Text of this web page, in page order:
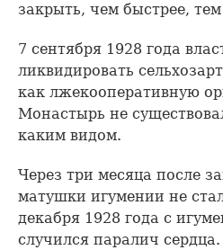
закрыть, чем быстрее,
7 сентября 1928 года
ликвидировать
как лжекооперативную
Монастырь не
каким видом.
Через три месяца после
матушки игумении не
декабря 1928 года с
случился паралич